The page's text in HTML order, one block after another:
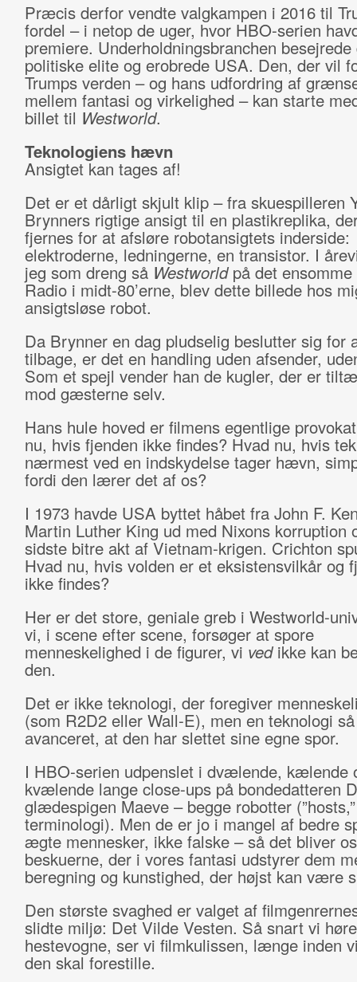
Præcis derfor vendte valgkampen i 2016 til
fordel – i netop de uger, hvor HBO-serien
premiere. Underholdningsbranchen besejrede
politiske elite og erobrede USA. Den, der vil
Trumps verden – og hans udfordring af
mellem fantasi og virkelighed – kan starte
billet til Westworld.
Teknologiens hævn
Ansigtet kan tages af!
Det er et dårligt skjult klip – fra skuespilleren
Brynners rigtige ansigt til en plastikreplika,
fjernes for at afsløre robotansigtets inderside:
elektroderne, ledningerne, en transistor. I
jeg som dreng så Westworldpå det ensomme
Radio i midt-80’erne, blev dette billede hos
ansigtsløse robot.
Da Brynner en dag pludselig beslutter sig for
tilbage, er det en handling uden afsender,
Som et spejl vender han de kugler, der er
mod gæsterne selv.
Hans hule hoved er filmens egentlige
nu, hvis fjenden ikke findes? Hvad nu, hvis
nærmest ved en indskydelse tager hævn,
fordi den lærer det af os?
I 1973 havde USA byttet håbet fra John F.
Martin Luther King ud med Nixons korruption
sidste bitre akt af Vietnam-krigen. Crichton
Hvad nu, hvis volden er et eksistensvilkår og
ikke findes?
Her er det store, geniale greb i Westworld-
vi, i scene efter scene, forsøger at spore
menneskelighed i de figurer, vi ved ikke kan
den.
Det er ikke teknologi, der foregiver
(som R2D2 eller Wall-E), men en teknologi så
avanceret, at den har slettet sine egne spor.
I HBO-serien udpenslet i dvælende, kælende
kvælende lange close-ups på bondedatteren
glædespigen Maeve – begge robotter
terminologi). Men de er jo i mangel af bedre
ægte mennesker, ikke falske – så det bliver
beskuerne, der i vores fantasi udstyrer dem
beregning og kunstighed, der højst kan være
Den største svaghed er valget af
slidte miljø: Det Vilde Vesten. Så snart vi
hestevogne, ser vi filmkulissen, længe inden
den skal forestille.